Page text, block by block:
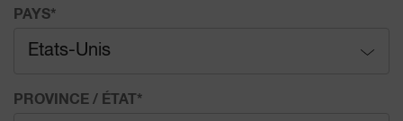
PAYS*
Etats-Unis
Afghanistan
PROVINCE / ÉTAT*